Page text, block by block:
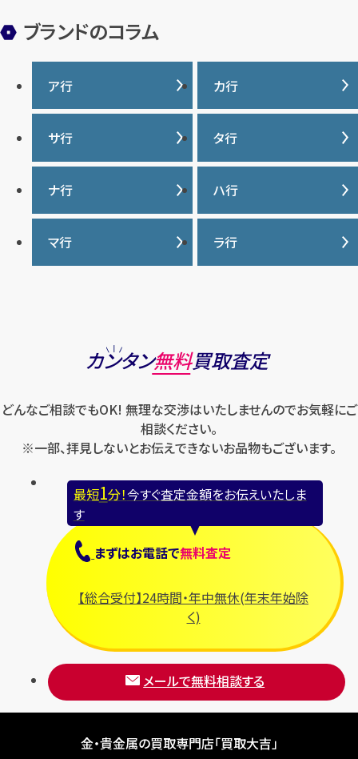
ブランドのコラム
ア行
IWC
ヴァシュロンコンスタンタ
ン
ウブロ
エルメス
オーデマ ピゲ
カ行
カナダグース
カルティエ
グッチ
クロムハーツ
ケイト・スペード
サ行
サマンサタバサ
ジーショック
ジャガー・ルクルト
スウォッチ
ゼニス
セリーヌ
タ行
タグ・ホイヤー
ディオール
ティファニー
ナ行
ナイキ
ハ行
バーバリー
バカラ
ハリー・ウィンストン
フェラガモ
フェンディ
ブライトリング
プラダ
フランク ミュラー
ブレゲ
マ行 ラ行
ロエベ
ロンジン
カンタン無料買取査定
どんなご相談でもOK! 無理な交渉はいたしませんのでお気軽にご
相談ください。
※一部、拝見しないとお伝えできないお品物もございます。
最短1分！今すぐ査定金額をお伝えいたしま
す
まずはお電話で無料査定
【総合受付】24時間・年中無休(年末年始除
く)
メールで無料相談する
金・貴金属の買取専門店「買取大吉」